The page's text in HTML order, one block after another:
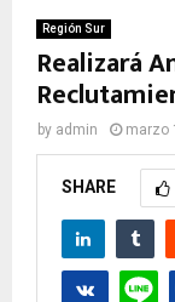
Región Sur
Realizará
by admin marzo
SHARE